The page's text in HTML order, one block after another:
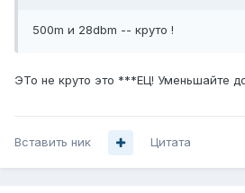
500m и 28dbm -- круто !
ЭТо не круто это ***ЕЦ! Уменьшайте
Вставить ник Цитата